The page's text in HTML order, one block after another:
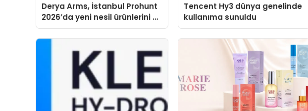
Derya Arms, İstanbul Prohunt
2026’da yeni nesil ürünlerini ve
global marka vizyonunu
sergiledi
Tencent Hy3 dünya genelinde
kullanıma sunuldu